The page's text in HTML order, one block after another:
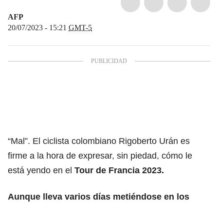
AFP
20/07/2023 - 15:21 GMT-5
“Mal”. El ciclista colombiano Rigoberto Urán es
firme a la hora de expresar, sin piedad, cómo le
está yendo en el Tour de Francia 2023.
Aunque lleva varios días metiéndose en los